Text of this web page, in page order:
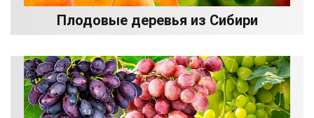
Плодовые деревья из Сибири